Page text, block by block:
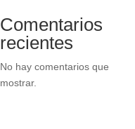
Comentarios
recientes
No hay comentarios que
mostrar.